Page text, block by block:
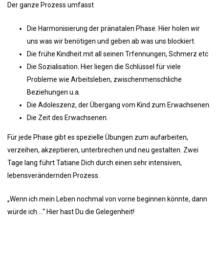
Der ganze Prozess umfasst
Die Harmonisierung der pränatalen Phase. Hier holen wir
uns was wir benötigen und geben ab was uns blockiert.
Die frühe Kindheit mit all seinen Trfennungen, Schmerz etc
Die Sozialisation. Hier liegen die Schlüssel für viele
Probleme wie Arbeitsleben, zwischenmenschliche
Beziehungen u.a.
Die Adoleszenz, der Übergang vom Kind zum Erwachsenen.
Die Zeit des Erwachsenen.
Für jede Phase gibt es spezielle Übungen zum aufarbeiten,
verzeihen, akzeptieren, unterbrechen und neu gestalten. Zwei
Tage lang führt Tatiane Dich durch einen sehr intensiven,
lebensverändernden Prozess.
„Wenn ich mein Leben nochmal von vorne beginnen könnte, dann
würde ich….“ Hier hast Du die Gelegenheit!